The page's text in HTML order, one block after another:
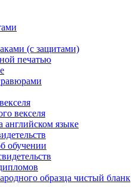
(с защитами)
печатью
векселя
английском языке
обучении
образца чистый бланк